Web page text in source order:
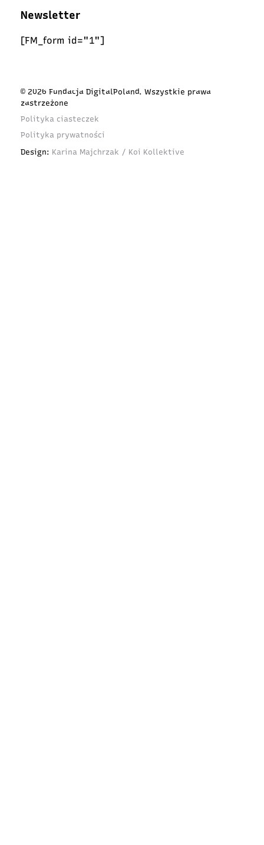
Newsletter
[FM_form id="1"]
© 2026 Fundacja DigitalPoland. Wszystkie prawa
zastrzeżone
Polityka ciasteczek
Polityka prywatności
Design: Karina Majchrzak / Koi Kollektive